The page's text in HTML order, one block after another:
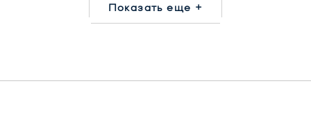
Показать еще +